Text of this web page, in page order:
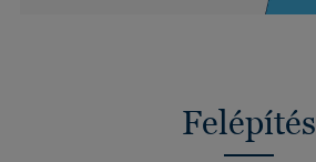
Felépítés